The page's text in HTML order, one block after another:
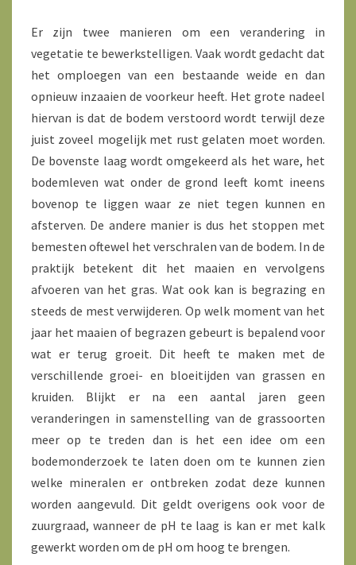
Er zijn twee manieren om een verandering in
vegetatie te bewerkstelligen. Vaak wordt gedacht dat
het omploegen van een bestaande weide en dan
opnieuw inzaaien de voorkeur heeft. Het grote nadeel
hiervan is dat de bodem verstoord wordt terwijl deze
juist zoveel mogelijk met rust gelaten moet worden.
De bovenste laag wordt omgekeerd als het ware, het
bodemleven wat onder de grond leeft komt ineens
bovenop te liggen waar ze niet tegen kunnen en
afsterven. De andere manier is dus het stoppen met
bemesten oftewel het verschralen van de bodem. In de
praktijk betekent dit het maaien en vervolgens
afvoeren van het gras. Wat ook kan is begrazing en
steeds de mest verwijderen. Op welk moment van het
jaar het maaien of begrazen gebeurt is bepalend voor
wat er terug groeit. Dit heeft te maken met de
verschillende groei- en bloeitijden van grassen en
kruiden. Blijkt er na een aantal jaren geen
veranderingen in samenstelling van de grassoorten
meer op te treden dan is het een idee om een
bodemonderzoek te laten doen om te kunnen zien
welke mineralen er ontbreken zodat deze kunnen
worden aangevuld. Dit geldt overigens ook voor de
zuurgraad, wanneer de pH te laag is kan er met kalk
gewerkt worden om de pH om hoog te brengen.